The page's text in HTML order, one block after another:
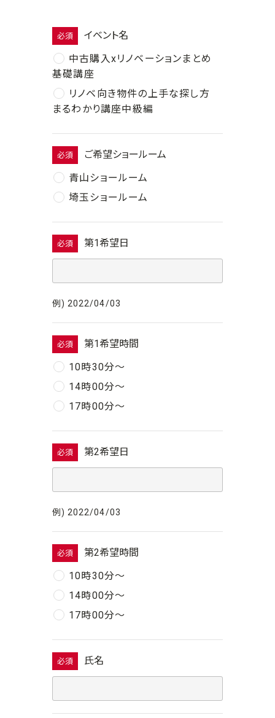
必須
イベント名
中古購入xリノベーションまとめ
基礎講座
リノベ向き物件の上手な探し方
まるわかり講座中級編
必須
ご希望ショールーム
青山ショールーム
埼玉ショールーム
必須 第1希望日
例) 2022/04/03
必須
第1希望時間
10時30分〜
14時00分〜
17時00分〜
必須 第2希望日
例) 2022/04/03
必須
第2希望時間
10時30分〜
14時00分〜
17時00分〜
必須 氏名